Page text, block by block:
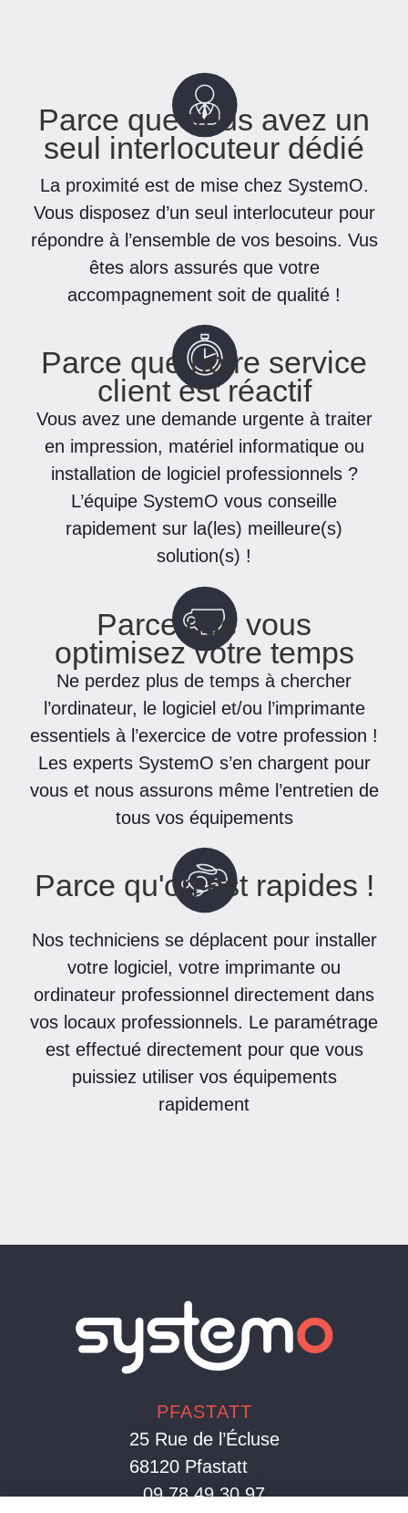
Parce que vous avez un
seul interlocuteur dédié
La proximité est de mise chez SystemO.
Vous disposez d’un seul interlocuteur pour
répondre à l’ensemble de vos besoins. Vus
êtes alors assurés que votre
accompagnement soit de qualité !
Parce que notre service
client est réactif
Vous avez une demande urgente à traiter
en impression, matériel informatique ou
installation de logiciel professionnels ?
L’équipe SystemO vous conseille
rapidement sur la(les) meilleure(s)
solution(s) !
Parce que vous
optimisez votre temps
Ne perdez plus de temps à chercher
l’ordinateur, le logiciel et/ou l’imprimante
essentiels à l’exercice de votre profession !
Les experts SystemO s’en chargent pour
vous et nous assurons même l’entretien de
tous vos équipements
Parce qu'on est rapides !
Nos techniciens se déplacent pour installer
votre logiciel, votre imprimante ou
ordinateur professionnel directement dans
vos locaux professionnels. Le paramétrage
est effectué directement pour que vous
puissiez utiliser vos équipements
rapidement
PFASTATT
25 Rue de l’Écluse
68120 Pfastatt
09 78 49 30 97